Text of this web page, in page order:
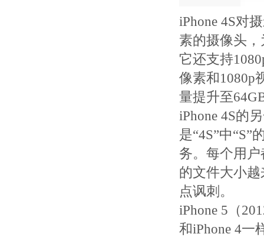
iPhone 4S对
素的摄像头
它还支持
像素和1080p
量提升至
iPhone 4S的
是“4S”中
务。每个用
的文件大小
点讽刺。
iPhone 5（
和iPhone 4一